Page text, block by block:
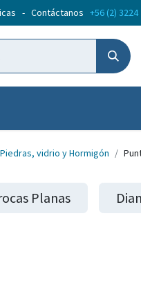
- Contáctanos +56 (2) 3224
Piedras, vidrio y Hormigón
Planas